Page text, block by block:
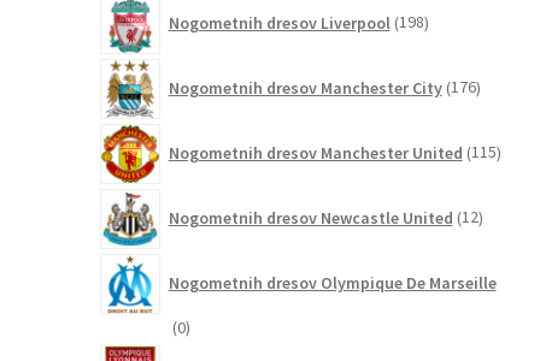
Nogometnih dresov Liverpool 198izdelkov
Nogometnih dresov Manchester City 176izdelkov
Nogometnih dresov Manchester United 115
Nogometnih dresov Newcastle United 12izdelkov
Nogometnih dresov Olympique De Marseille
00